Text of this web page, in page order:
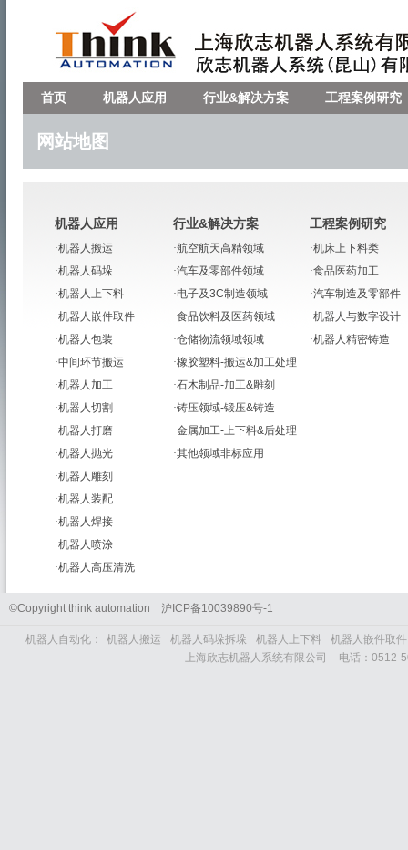
首页 机器人应用 行业&解决方案 工程案例研究
网站地图
机器人应用
·机器人搬运
·机器人码垛
·机器人上下料
·机器人嵌件取件
·机器人包装
·中间环节搬运
·机器人加工
·机器人切割
·机器人打磨
·机器人抛光
·机器人雕刻
·机器人装配
·机器人焊接
·机器人喷涂
·机器人高压清洗
行业&解决方案
·航空航天高精领域
·汽车及零部件领域
·电子及3C制造领域
·食品饮料及医药领域
·仓储物流领域领域
·橡胶塑料-搬运&加工处理
·石木制品-加工&雕刻
·铸压领域-锻压&铸造
·金属加工-上下料&后处理
·其他领域非标应用
工程案例研究
·机床上下料类
·食品医药加工
·汽车制造及零部件
·机器人与数字设计
·机器人精密铸造
©Copyright think automation 沪 ICP备10039890号-1
机器人自动化： 机器人搬运 机器人码垛拆垛 机器人上下料
机器人嵌件取件
上海欣志机器人系统有限公司
电话： 0512-